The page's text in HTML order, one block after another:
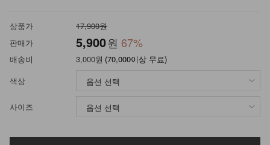
상품가
17,900원
판매가
5,900원 67%
배송비 3,000원 (70,000이상 무료)
색상
사이즈